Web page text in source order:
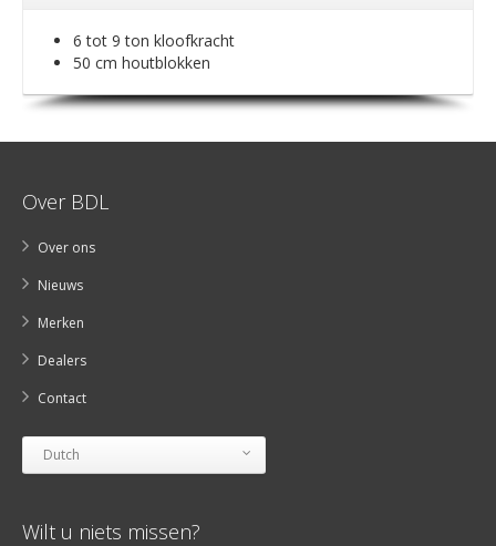
6 tot 9 ton kloofkracht
50 cm houtblokken
Over BDL
Over ons
Nieuws
Merken
Dealers
Contact
Dutch
Wilt u niets missen?